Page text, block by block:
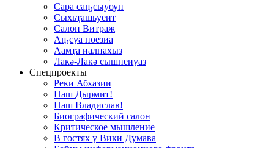
Сара саҧсыуоуп
Сыхьҭашьуеит
Салон Витраж
Аҧсуа поезиа
Аамҭа иалнахыз
Лакә-Лакә сышнеиуаз
Спецпроекты
Реки Абхазии
Наш Дырмит!
Наш Владислав!
Биографический салон
Критическое мышление
В гостях у Вики Думава